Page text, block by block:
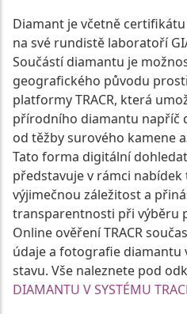
Diamant je včetně
na své rundistě laboratoří
Součástí diamantu je
geografického původu
platformy TRACR, která
přírodního diamantu napříč
od těžby surového kamene
Tato forma digitální
představuje v rámci
výjimečnou záležitost a
transparentnosti při výběru
Online ověření TRACR
údaje a fotografie diamantu
stavu. Vše naleznete pod
DIAMANTU V SYSTÉMU